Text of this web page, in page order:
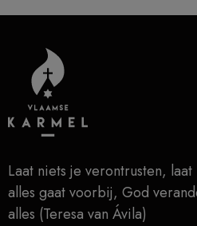
Laat niets je verontrusten,
alles gaat voorbij, God
alles (Teresa van Ávila)